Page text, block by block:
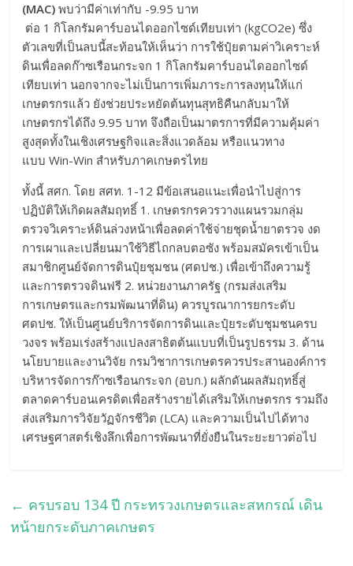
(MAC) พบว่ามีค่าเท่ากับ -9.95 บาท
ต่อ 1 กิโลกรัมคาร์บอนไดออกไซด์เทียบเท่า (kgCO2e) ซึ่ง
ตัวเลขที่เป็นลบนี้สะท้อนให้เห็นว่า การใช้ปุ๋ยตามค่าวิเคราะห์
ดินเพื่อลดก๊าซเรือนกระจก 1 กิโลกรัมคาร์บอนไดออกไซด์
เทียบเท่า นอกจากจะไม่เป็นการเพิ่มภาระการลงทุนให้แก่
เกษตรกรแล้ว ยังช่วยประหยัดต้นทุนสุทธิคืนกลับมาให้
เกษตรกรได้ถึง 9.95 บาท จึงถือเป็นมาตรการที่มีความคุ้มค่า
สูงสุดทั้งในเชิงเศรษฐกิจและสิ่งแวดล้อม หรือแนวทาง
แบบ Win-Win สำหรับภาคเกษตรไทย
ทั้งนี้ สศก. โดย สศท. 1-12 มีข้อเสนอแนะเพื่อนำไปสู่การ
ปฏิบัติให้เกิดผลสัมฤทธิ์ 1. เกษตรกรควรวางแผนรวมกลุ่ม
ตรวจวิเคราะห์ดินล่วงหน้าเพื่อลดค่าใช้จ่ายชุดน้ำยาตรวจ งด
การเผาและเปลี่ยนมาใช้วิธีไถกลบตอซัง พร้อมสมัครเข้าเป็น
สมาชิกศูนย์จัดการดินปุ๋ยชุมชน (ศดปช.) เพื่อเข้าถึงความรู้
และการตรวจดินฟรี 2. หน่วยงานภาครัฐ (กรมส่งเสริม
การเกษตรและกรมพัฒนาที่ดิน) ควรบูรณาการยกระดับ
ศดปช. ให้เป็นศูนย์บริการจัดการดินและปุ๋ยระดับชุมชนครบ
วงจร พร้อมเร่งสร้างแปลงสาธิตต้นแบบที่เป็นรูปธรรม 3. ด้าน
นโยบายและงานวิจัย กรมวิชาการเกษตรควรประสานองค์การ
บริหารจัดการก๊าซเรือนกระจก (อบก.) ผลักดันผลสัมฤทธิ์สู่
ตลาดคาร์บอนเครดิตเพื่อสร้างรายได้เสริมให้เกษตรกร รวมถึง
ส่งเสริมการวิจัยวัฏจักรชีวิต (LCA) และความเป็นไปได้ทาง
เศรษฐศาสตร์เชิงลึกเพื่อการพัฒนาที่ยั่งยืนในระยะยาวต่อไป
← ครบรอบ 134 ปี กระทรวงเกษตรและสหกรณ์ เดิน
หน้ายกระดับภาคเกษตร